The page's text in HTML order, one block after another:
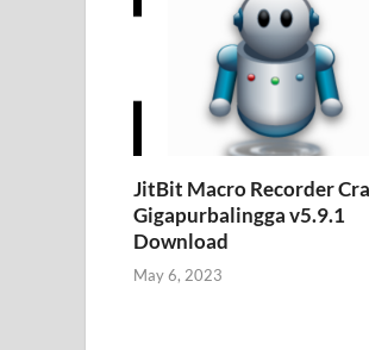
JitBit Macro Recorder
Gigapurbalingga v5.9.1
Download
May 6, 2023